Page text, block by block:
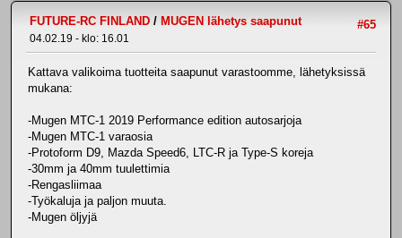
#65
FUTURE-RC FINLAND / MUGEN lähetys saapunut
04.02.19 - klo: 16.01
Kattava valikoima tuotteita saapunut varastoomme, lähetyksissä
mukana:
-Mugen MTC-1 2019 Performance edition autosarjoja
-Mugen MTC-1 varaosia
-Protoform D9, Mazda Speed6, LTC-R ja Type-S koreja
-30mm ja 40mm tuulettimia
-Rengasliimaa
-Työkaluja ja paljon muuta.
-Mugen öljyjä